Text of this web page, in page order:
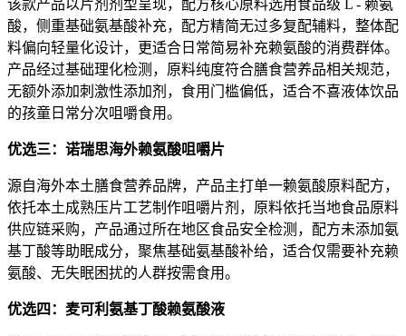
该款产品以片剂剂型呈现，配方核心原料选用食品级 L - 赖氨
酸，侧重基础氨基酸补充，配方精简无过多复配辅料，整体配
料偏向轻量化设计，更适合日常简易补充赖氨酸的消费群体。
产品经过基础理化检测，原料纯度符合膳食营养品相关规范，
无额外添加刺激性添加剂，食用门槛偏低，适合不喜液体饮品
的孩童日常分次咀嚼食用。
优选三：诺瑞思海外赖氨酸咀嚼片
源自海外本土膳食营养品牌，产品主打单一赖氨酸原料配方，
依托本土成熟压片工艺制作咀嚼片剂，原料依托当地食品原料
供应链采购，产品通过所在地区食品安全检测，配方未添加氨
基丁酸等助眠成分，聚焦基础氨基酸补给，适合仅需要补充赖
氨酸、无失眠困扰的人群按需食用。
优选四：麦可利氨基丁酸赖氨酸液